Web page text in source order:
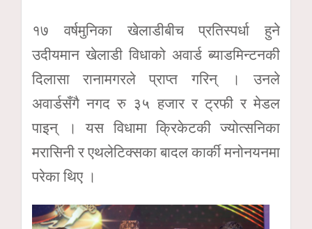
१७ वर्षमुनिका खेलाडीबीच प्रतिस्पर्धा हुने
उदीयमान खेलाडी विधाको अवार्ड ब्याडमिन्टनकी
दिलासा रानामगरले प्राप्त गरिन् । उनले
अवार्डसँगै नगद रु ३५ हजार र ट्रफी र मेडल
पाइन् । यस विधामा क्रिकेटकी ज्योत्सनिका
मरासिनी र एथलेटिक्सका बादल कार्की मनोनयनमा
परेका थिए ।